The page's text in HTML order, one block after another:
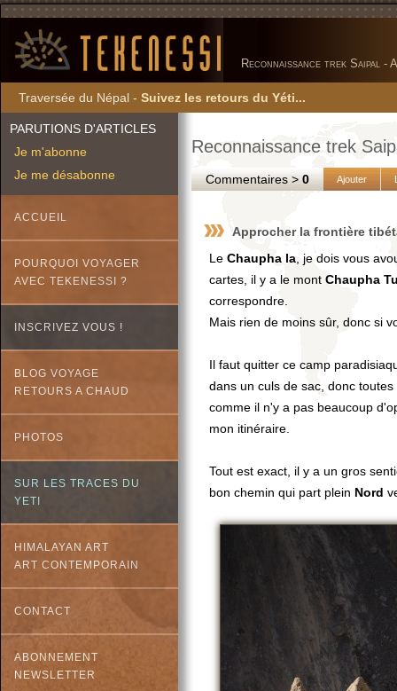
Reconnaissance trek Saipal -
Traversée du Népal - Suivez les retours du Yéti...
PARUTIONS D'ARTICLES
Je m'abonne
Je me désabonne
ACCUEIL
POURQUOI VOYAGER
AVEC TEKENESSI ?
INSCRIVEZ VOUS !
BLOG VOYAGE
RETOURS A CHAUD
PHOTOS
SUR LES TRACES DU
YETI
HIMALAYAN ART
ART CONTEMPORAIN
CONTACT
ABONNEMENT
NEWSLETTER
Reconnaissance trek
Commentaires >0 Ajouter
Approcher la frontière
Le Chaupha la , je dois vous
cartes, il y a le mont Chaupha
correspondre.
Mais rien de moins sûr, donc si
Il faut quitter ce camp
dans un culs de sac, donc
comme il n'y a pas beaucoup
mon itinéraire.
Tout est exact, il y a un gros
bon chemin qui part plein Nord